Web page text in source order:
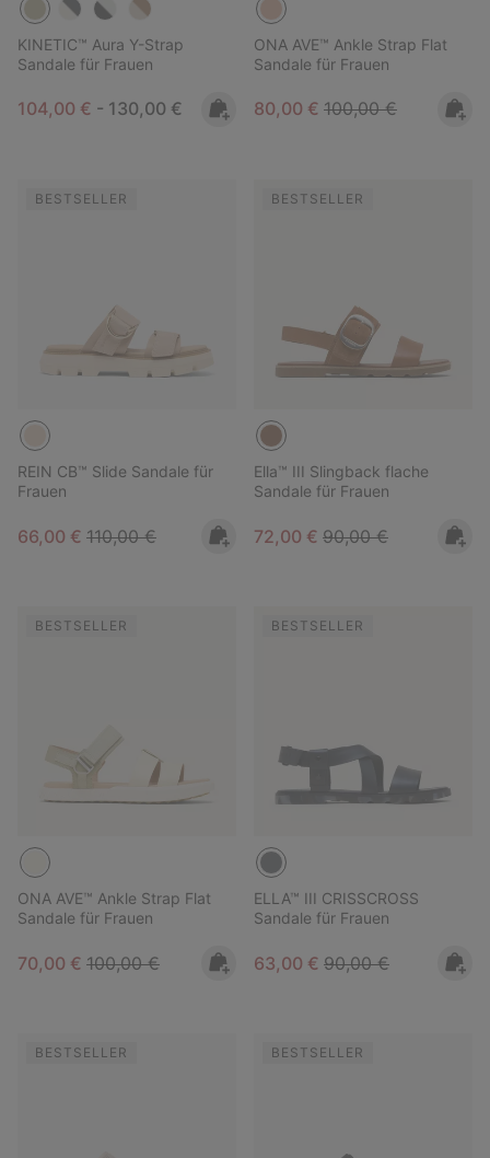
KINETIC™ Aura Y-Strap
Sandale für Frauen
Minimum sale price:
104,00 € - Maximum price:
130,00 €
ONA AVE™ Ankle Strap Flat
Sandale für Frauen
Sale price:
80,00 € Regular price:
100,00 €
BESTSELLER
REIN CB™ Slide Sandale für
Frauen
Sale price:
66,00 € Regular price:
110,00 €
BESTSELLER
Ella™ III Slingback flache
Sandale für Frauen
Sale price:
72,00 € Regular price:
90,00 €
BESTSELLER
ONA AVE™ Ankle Strap Flat
Sandale für Frauen
Sale price:
70,00 € Regular price:
100,00 €
BESTSELLER
ELLA™ III CRISSCROSS
Sandale für Frauen
Sale price:
63,00 € Regular price:
90,00 €
BESTSELLER BESTSELLER